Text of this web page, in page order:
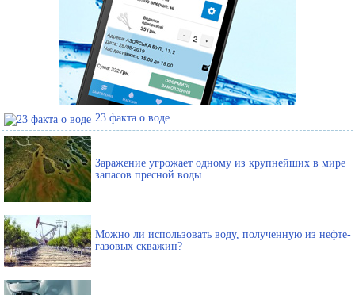
23 факта о воде
Заражение угрожает одному из крупнейших в мире
запасов пресной воды
Можно ли использовать воду, полученную из нефте-
газовых скважин?